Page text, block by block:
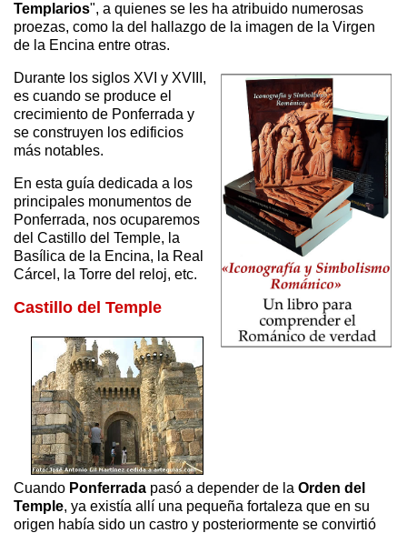
Templarios", a quienes se les ha atribuido numerosas
proezas, como la del hallazgo de la imagen de la Virgen
de la Encina entre otras.
Durante los siglos XVI y XVIII,
es cuando se produce el
crecimiento de Ponferrada y
se construyen los edificios
más notables.
En esta guía dedicada a los
principales monumentos de
Ponferrada, nos ocuparemos
del Castillo del Temple, la
Basílica de la Encina, la Real
Cárcel, la Torre del reloj, etc.
Castillo del Temple
Cuando Ponferrada pasó a depender de la Orden del
Temple, ya existía allí una pequeña fortaleza que en su
origen había sido un castro y posteriormente se convirtió